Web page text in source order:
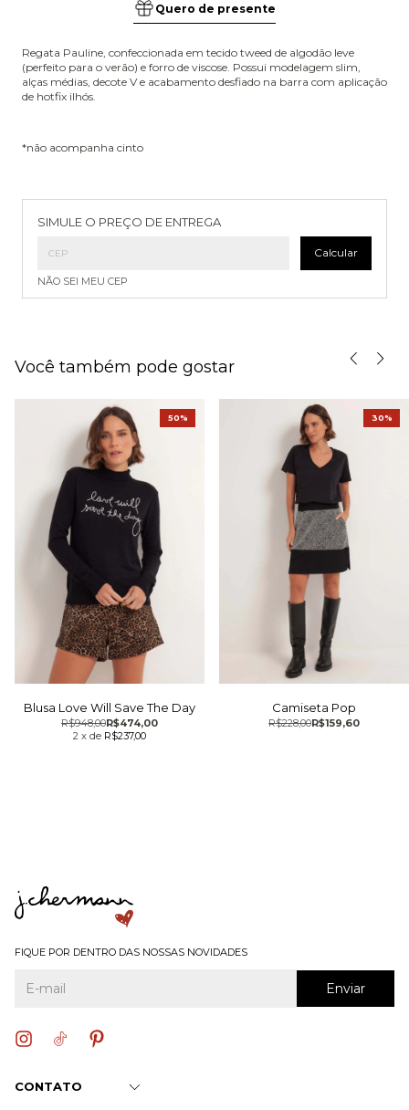
Quero de presente
Regata Pauline, confeccionada em tecido tweed de algodão leve
(perfeito para o verão) e forro de viscose. Possui modelagem slim,
alças médias, decote V e acabamento desfiado na barra com aplicação
de hotfix ilhós.
*não acompanha cinto
SIMULE O PREÇO DE ENTREGA
Calcular
NÃO SEI MEU CEP
Você também pode gostar
Blusa Love Will Save The Day
R$474,00
R$948,00
2 x de R$237,00
50%
Camiseta Pop
R$159,60
R$228,00
30%
FIQUE POR DENTRO DAS NOSSAS NOVIDADES
CONTATO